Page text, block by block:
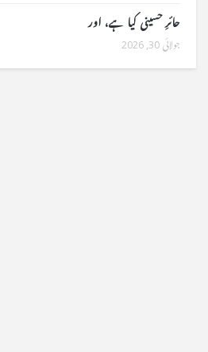
حائرِ حسینی کیا ہے، اور
جولائی 30, 2026